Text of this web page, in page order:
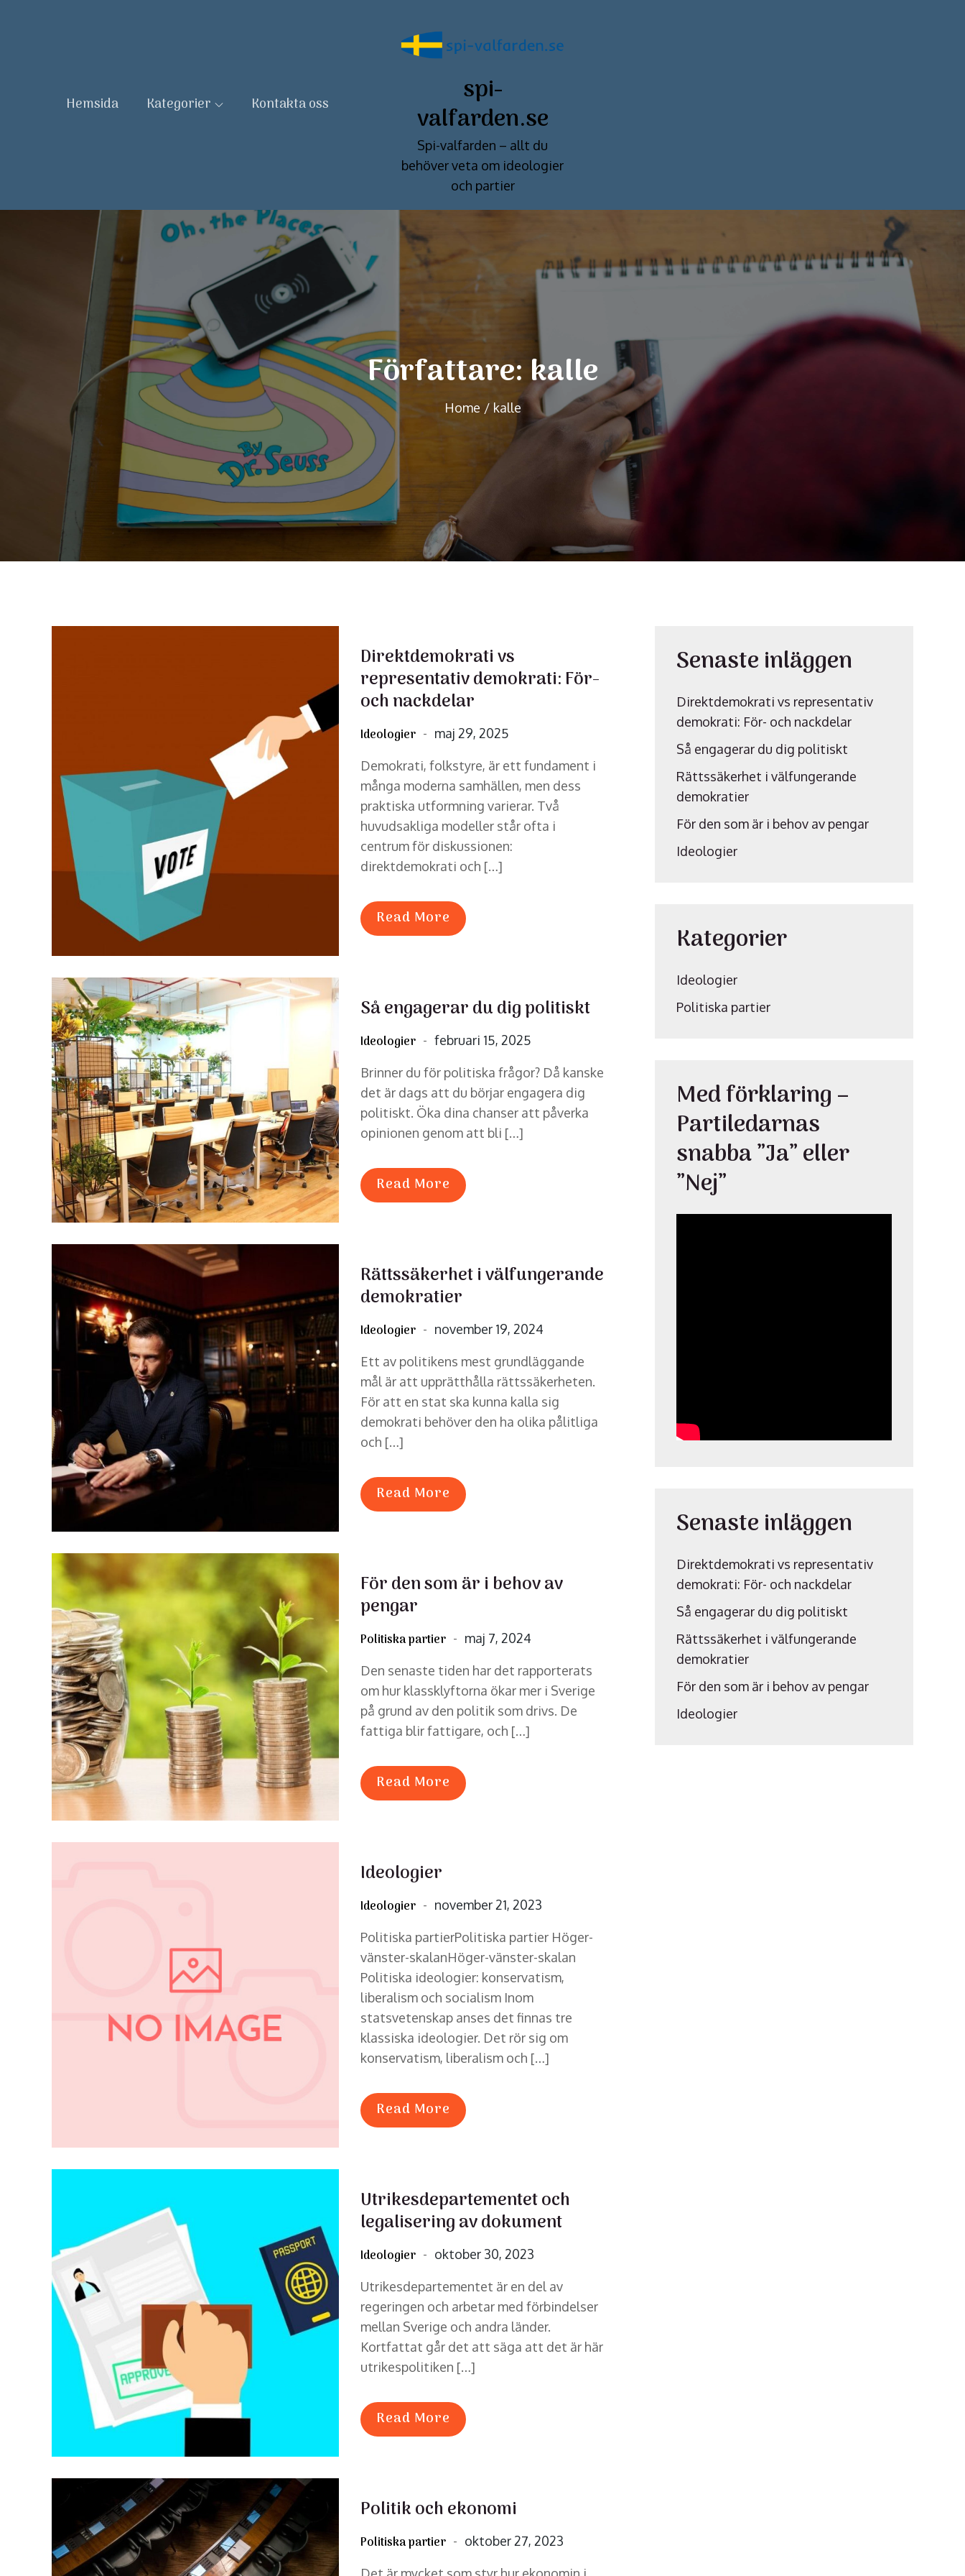
Hemsida Kategorier Kontakta oss spi-
valfarden.se
Spi-valfarden – allt du
behöver veta om ideologier
och partier
Författare:kalle
Home kalle
Direktdemokrati vs
representativ demokrati: För-
och nackdelar
Ideologier
Posted
maj 29, 2025
Demokrati, folkstyre, är ett fundament i
många moderna samhällen, men dess
praktiska utformning varierar. Två
huvudsakliga modeller står ofta i
centrum för diskussionen:
direktdemokrati och […]
Read More
Så engagerar du dig politiskt
Ideologier
Posted
februari 15, 2025
Brinner du för politiska frågor? Då kanske
det är dags att du börjar engagera dig
politiskt. Öka dina chanser att påverka
opinionen genom att bli […]
Read More
Rättssäkerhet i välfungerande
demokratier
Ideologier
Posted
november 19, 2024
Ett av politikens mest grundläggande
mål är att upprätthålla rättssäkerheten.
För att en stat ska kunna kalla sig
demokrati behöver den ha olika pålitliga
och […]
Read More
För den som är i behov av
pengar
Politiska partier
Posted
maj 7, 2024
Den senaste tiden har det rapporterats
om hur klassklyftorna ökar mer i Sverige
på grund av den politik som drivs. De
fattiga blir fattigare, och […]
Read More
Ideologier
Ideologier
Posted
november 21, 2023
Politiska partierPolitiska partier Höger-
vänster-skalanHöger-vänster-skalan
Politiska ideologier: konservatism,
liberalism och socialism Inom
statsvetenskap anses det finnas tre
klassiska ideologier. Det rör sig om
konservatism, liberalism och […]
Read More
Utrikesdepartementet och
legalisering av dokument
Ideologier
Posted
oktober 30, 2023
Utrikesdepartementet är en del av
regeringen och arbetar med förbindelser
mellan Sverige och andra länder.
Kortfattat går det att säga att det är här
utrikespolitiken […]
Read More
Politik och ekonomi
Politiska partier
Posted
oktober 27, 2023
Senaste inläggen
Direktdemokrati vs representativ
demokrati: För- och nackdelar
Så engagerar du dig politiskt
Rättssäkerhet i välfungerande
demokratier
För den som är i behov av pengar
Ideologier
Kategorier
Ideologier
Politiska partier
Med förklaring –
Partiledarnas
snabba ”Ja” eller
”Nej”
Senaste inläggen
Direktdemokrati vs representativ
demokrati: För- och nackdelar
Så engagerar du dig politiskt
Rättssäkerhet i välfungerande
demokratier
För den som är i behov av pengar
Ideologier